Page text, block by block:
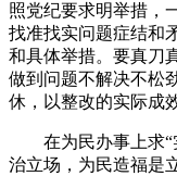
照党纪要求明举措，
找准找实问题症结和
和具体举措。要真刀
做到问题不解决不松
休，以整改的实际成
在为民办事上求
治立场，为民造福是